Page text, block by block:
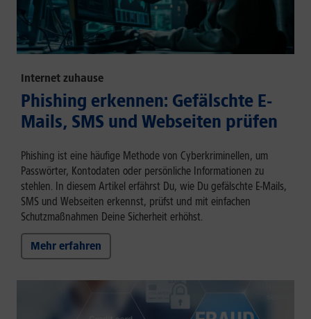
Internet zuhause
Phishing erkennen: Gefälschte E-
Mails, SMS und Webseiten prüfen
Phishing ist eine häufige Methode von Cyberkriminellen, um
Passwörter, Kontodaten oder persönliche Informationen zu
stehlen. In diesem Artikel erfährst Du, wie Du gefälschte E-Mails,
SMS und Webseiten erkennst, prüfst und mit einfachen
Schutzmaßnahmen Deine Sicherheit erhöhst.
Mehr erfahren